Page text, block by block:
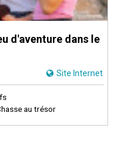
d'aventure dans le
Site Internet
au trésor